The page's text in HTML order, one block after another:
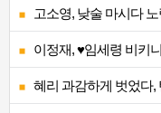
고소영, 낮술 마시다
이정재, ♥임세령 비키
혜리 과감하게 벗었다,